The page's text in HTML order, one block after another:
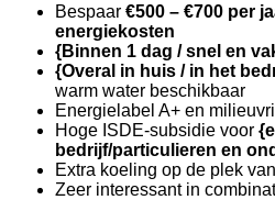
Bespaar €500 – €700 per
energiekosten
{Binnen 1 dag / snel en
{Overal in huis / in het
warm water beschikbaar
Energielabel A+ en
Hoge ISDE-subsidie voor
bedrijf/particulieren en
Extra koeling op de plek
Zeer interessant in